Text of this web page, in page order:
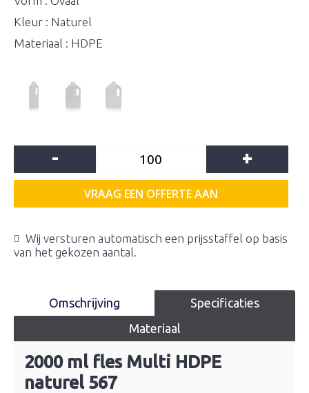
Kleur : Naturel
Materiaal : HDPE
- +
VRAAG EEN OFFERTE AAN
Wij versturen automatisch een prijsstaffel op basis
van het gekozen aantal.
Omschrijving
Specificaties
Materiaal
2000 ml fles Multi HDPE
naturel 567